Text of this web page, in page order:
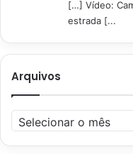
[…] Vídeo:
estrada [...
Arquivos
Arquivos